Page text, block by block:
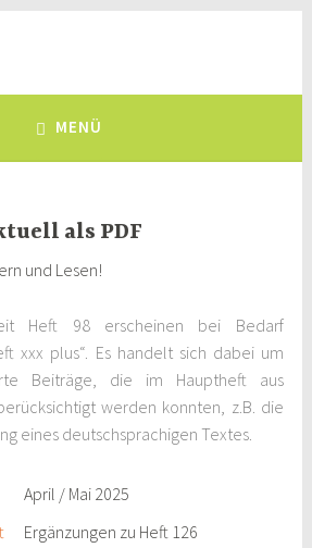
MENÜ
als PDF
und Lesen!
Heft 98 erscheinen bei Bedarf
xxx plus“. Es handelt sich dabei um
Beiträge, die im Hauptheft aus
werden konnten, z.B. die
eines deutschsprachigen Textes.
April / Mai 2025
Ergänzungen zu Heft 126